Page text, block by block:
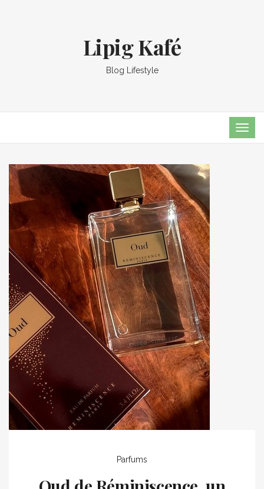
Lipig Kafé
Blog Lifestyle
Parfums